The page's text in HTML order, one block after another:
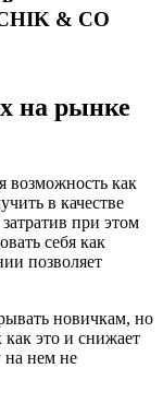
& CO
на рынке
возможность как
в качестве
при этом
себя как
позволяет
новичкам, но
как это и снижает
на нем не